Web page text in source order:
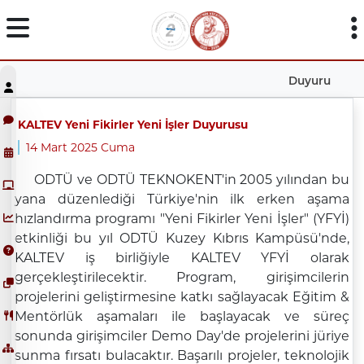
Duyuru
KALTEV Yeni Fikirler Yeni İşler Duyurusu
14 Mart 2025 Cuma
ODTÜ ve ODTÜ TEKNOKENT'in 2005 yılından bu
yana düzenlediği Türkiye'nin ilk erken aşama
hızlandırma programı "Yeni Fikirler Yeni İşler" (YFYİ)
etkinliği bu yıl ODTÜ Kuzey Kıbrıs Kampüsü'nde,
KALTEV iş birliğiyle KALTEV YFYİ olarak
gerçekleştirilecektir. Program, girişimcilerin
projelerini geliştirmesine katkı sağlayacak Eğitim &
Mentörlük aşamaları ile başlayacak ve süreç
sonunda girişimciler Demo Day'de projelerini jüriye
sunma fırsatı bulacaktır. Başarılı projeler, teknolojik